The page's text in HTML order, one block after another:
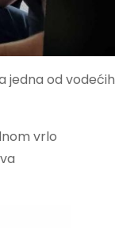
jedna od vodećih
vrlo